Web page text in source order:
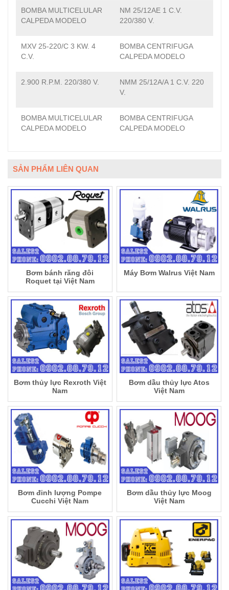
BOMBA MULTICELULAR
CALPEDA MODELO
NM 25/12AE 1 C.V.
220/380 V.
MXV 25-220/C 3 KW. 4
C.V.
BOMBA CENTRIFUGA
CALPEDA MODELO
2.900 R.P.M. 220/380 V.
NMM 25/12A/A 1 C.V. 220
V.
BOMBA MULTICELULAR
CALPEDA MODELO
BOMBA CENTRIFUGA
CALPEDA MODELO
SẢN PHẨM LIÊN QUAN
Bơm bánh răng đôi
Roquet tại Việt Nam
Máy Bơm Walrus Việt Nam
Bơm thủy lực Rexroth Việt
Nam
Bơm dầu thủy lực Atos
Việt Nam
Bơm đinh lượng Pompe
Cucchi Việt Nam
Bơm dầu thủy lực Moog
Việt Nam